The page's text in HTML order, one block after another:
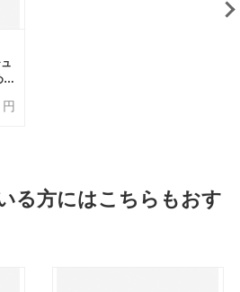
円
る方にはこちらもおす